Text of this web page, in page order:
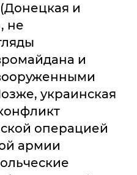
(Донецкая и
не
и
украинская
операцией
армии